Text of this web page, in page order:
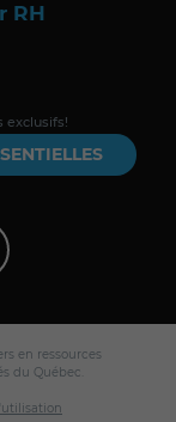
RH
exclusifs!
en ressources
du Québec.